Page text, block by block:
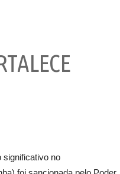
significativo no